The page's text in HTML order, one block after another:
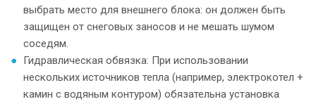
выбрать место для внешнего блока: он должен быть
защищен от снеговых заносов и не мешать шумом
соседям.
Гидравлическая обвязка: При использовании
нескольких источников тепла (например, электрокотел +
камин с водяным контуром) обязательна установка